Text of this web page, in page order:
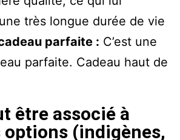
très longue durée de vie
parfaite : C’est une
parfaite. Cadeau haut de
être associé à
(indigènes,